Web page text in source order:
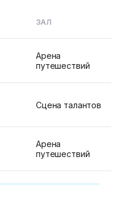
ЗАЛ
Арена
путешествий
Сцена талантов
Арена
путешествий